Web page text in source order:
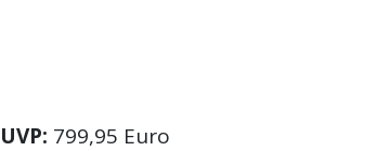
UVP: 799,95 Euro